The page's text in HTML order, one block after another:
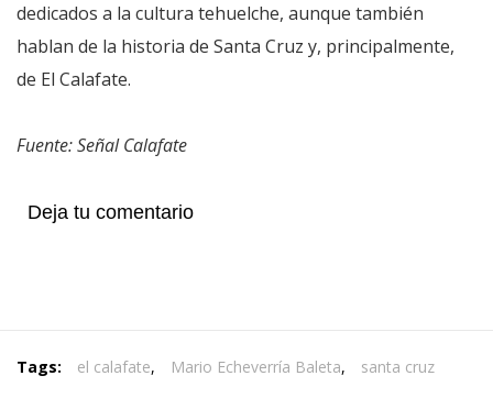
dedicados a la cultura tehuelche, aunque también
hablan de la historia de Santa Cruz y, principalmente,
de El Calafate.
Fuente: Señal Calafate
Deja tu comentario
Tags: el calafate, Mario Echeverría Baleta, santa cruz